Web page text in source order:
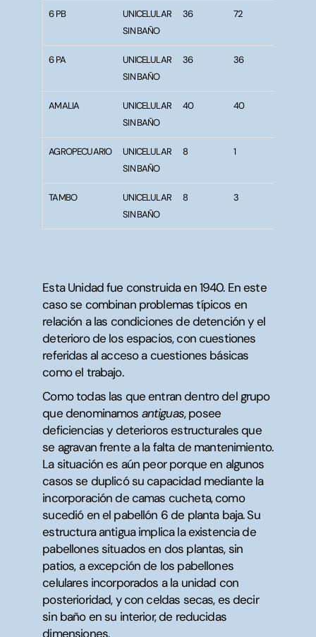
6 PB
UNICELULAR
SIN BAÑO
36 72
6 PA
UNICELULAR
SIN BAÑO
36 36
AMALIA
UNICELULAR
SIN BAÑO
40 40
AGROPECUARIO
UNICELULAR
SIN BAÑO
8 1
TAMBO
UNICELULAR
SIN BAÑO
8 3
Esta Unidad fue construida en 1940. En este
caso se combinan problemas típicos en
relación a las condiciones de detención y el
deterioro de los espacios, con cuestiones
referidas al acceso a cuestiones básicas
como el trabajo.
Como todas las que entran dentro del grupo
que denominamos antiguas, posee
deficiencias y deterioros estructurales que
se agravan frente a la falta de mantenimiento.
La situación es aún peor porque en algunos
casos se duplicó su capacidad mediante la
incorporación de camas cucheta, como
sucedió en el pabellón 6 de planta baja. Su
estructura antigua implica la existencia de
pabellones situados en dos plantas, sin
patios, a excepción de los pabellones
celulares incorporados a la unidad con
posterioridad, y con celdas secas, es decir
sin baño en su interior, de reducidas
dimensiones.